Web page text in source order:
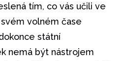
tím, co vás učili ve
volném čase
státní
nemá být nástrojem